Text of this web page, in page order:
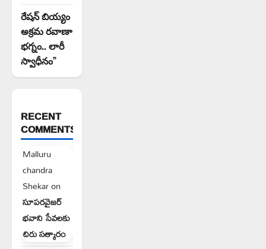
రేషన్ బియ్యం
అక్రమ రవాణా
భగ్నం.. లారీ
స్వాధీనం”
RECENT
COMMENTS
Malluru
chandra
Shekaron
సూపరవైజర్
భవాని సేవలకు
చిరు సత్కారం